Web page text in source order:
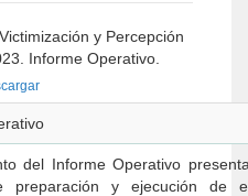
Informe Operativo.
del Informe Operativo
preparación y ejecución de